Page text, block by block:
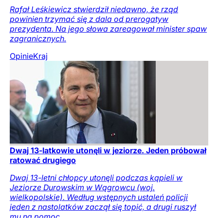
Rafał Leśkiewicz stwierdził niedawno, że rząd
powinien trzymać się z dala od prerogatyw
prezydenta. Na jego słowa zareagował minister spaw
zagranicznych.
OpinieKraj
Dwaj 13-latkowie utonęli w jeziorze. Jeden próbował
ratować drugiego
Dwaj 13-letni chłopcy utonęli podczas kąpieli w
Jeziorze Durowskim w Wągrowcu (woj.
wielkopolskie). Według wstępnych ustaleń policji
jeden z nastolatków zaczął się topić, a drugi ruszył